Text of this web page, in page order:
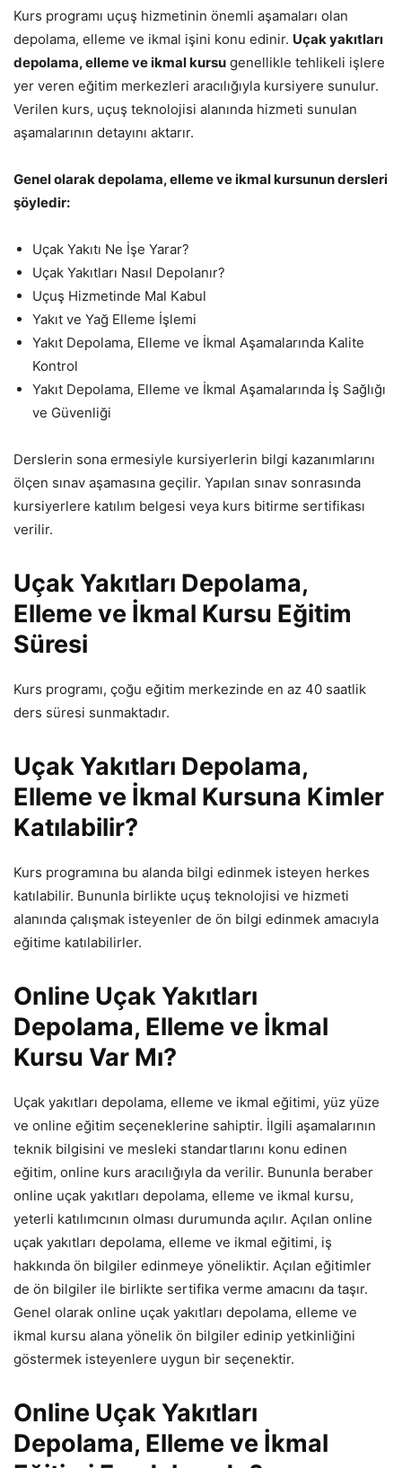
Kurs programı uçuş hizmetinin önemli aşamaları olan
depolama, elleme ve ikmal işini konu edinir. Uçak yakıtları
depolama, elleme ve ikmal kursu genellikle tehlikeli işlere
yer veren eğitim merkezleri aracılığıyla kursiyere sunulur.
Verilen kurs, uçuş teknolojisi alanında hizmeti sunulan
aşamalarının detayını aktarır.
Genel olarak depolama, elleme ve ikmal kursunun dersleri
şöyledir:
Uçak Yakıtı Ne İşe Yarar?
Uçak Yakıtları Nasıl Depolanır?
Uçuş Hizmetinde Mal Kabul
Yakıt ve Yağ Elleme İşlemi
Yakıt Depolama, Elleme ve İkmal Aşamalarında Kalite
Kontrol
Yakıt Depolama, Elleme ve İkmal Aşamalarında İş Sağlığı
ve Güvenliği
Derslerin sona ermesiyle kursiyerlerin bilgi kazanımlarını
ölçen sınav aşamasına geçilir. Yapılan sınav sonrasında
kursiyerlere katılım belgesi veya kurs bitirme sertifikası
verilir.
Uçak Yakıtları Depolama,
Elleme ve İkmal Kursu Eğitim
Süresi
Kurs programı, çoğu eğitim merkezinde en az 40 saatlik
ders süresi sunmaktadır.
Uçak Yakıtları Depolama,
Elleme ve İkmal Kursuna Kimler
Katılabilir?
Kurs programına bu alanda bilgi edinmek isteyen herkes
katılabilir. Bununla birlikte uçuş teknolojisi ve hizmeti
alanında çalışmak isteyenler de ön bilgi edinmek amacıyla
eğitime katılabilirler.
Online Uçak Yakıtları
Depolama, Elleme ve İkmal
Kursu Var Mı?
Uçak yakıtları depolama, elleme ve ikmal eğitimi, yüz yüze
ve online eğitim seçeneklerine sahiptir. İlgili aşamalarının
teknik bilgisini ve mesleki standartlarını konu edinen
eğitim, online kurs aracılığıyla da verilir. Bununla beraber
online uçak yakıtları depolama, elleme ve ikmal kursu,
yeterli katılımcının olması durumunda açılır. Açılan online
uçak yakıtları depolama, elleme ve ikmal eğitimi, iş
hakkında ön bilgiler edinmeye yöneliktir. Açılan eğitimler
de ön bilgiler ile birlikte sertifika verme amacını da taşır.
Genel olarak online uçak yakıtları depolama, elleme ve
ikmal kursu alana yönelik ön bilgiler edinip yetkinliğini
göstermek isteyenlere uygun bir seçenektir.
Online Uçak Yakıtları
Depolama, Elleme ve İkmal